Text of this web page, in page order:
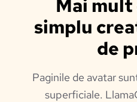
Mai
simplu
de
Paginile de avatar
superficiale.